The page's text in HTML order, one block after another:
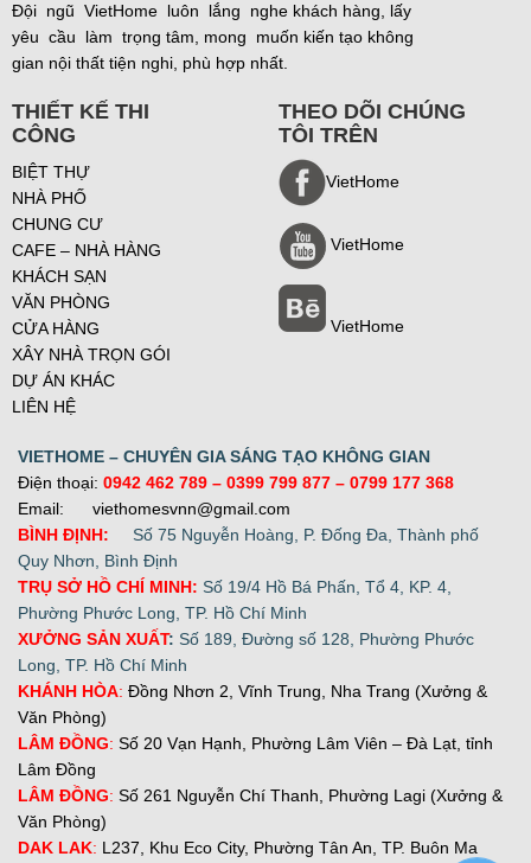
Đội ngũ VietHome luôn lắng nghe khách hàng, lấy
yêu cầu làm trọng tâm, mong muốn kiến tạo không
gian nội thất tiện nghi, phù hợp nhất.
THIẾT KẾ THI
CÔNG
BIỆT THỰ
NHÀ PHỐ
CHUNG CƯ
CAFE – NHÀ HÀNG
KHÁCH SẠN
VĂN PHÒNG
CỬA HÀNG
XÂY NHÀ TRỌN GÓI
DỰ ÁN KHÁC
LIÊN HỆ
THEO DÕI CHÚNG
TÔI TRÊN
VietHome
VietHome
VietHome
VIETHOME – CHUYÊN GIA SÁNG TẠO KHÔNG GIAN
Điện thoại: 0942 462 789 – 0399 799 877 – 0799 177 368
Email: viethomesvnn@gmail.com
BÌNH ĐỊNH:
Số 75 Nguyễn Hoàng, P. Đống Đa, Thành phố
Quy Nhơn, Bình Định
TRỤ SỞ HỒ CHÍ MINH: Số 19/4 Hồ Bá Phấn, Tổ 4, KP. 4,
Phường Phước Long, TP. Hồ Chí Minh
XƯỞNG SẢN XUẤT: Số 189, Đường số 128, Phường Phước
Long, TP. Hồ Chí Minh
KHÁNH HÒA: Đồng Nhơn 2, Vĩnh Trung, Nha Trang (Xưởng &
Văn Phòng)
LÂM ĐỒNG: Số 20 Vạn Hạnh, Phường Lâm Viên – Đà Lạt, tỉnh
Lâm Đồng
LÂM ĐỒNG: Số 261 Nguyễn Chí Thanh, Phường Lagi (Xưởng &
Văn Phòng)
DAK LAK: L237, Khu Eco City, Phường Tân An, TP. Buôn Ma